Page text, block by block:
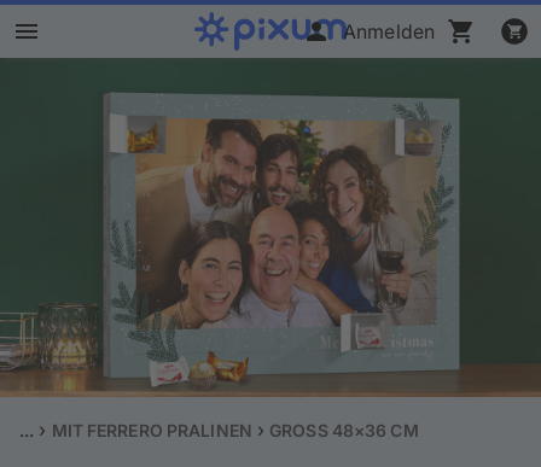
Anmelden
Pixum Fotobuch
Wandbilder
Fotokalender
Fotogeschenke
Fotopuzzle
... MIT FERRERO PRALINEN GROSS 48×36 CM